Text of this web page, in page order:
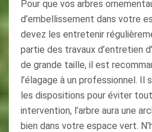
Pour que vos arbres
d’embellissement dans votre
devez les entretenir
partie des travaux d’entretien
de grande taille, il est
l’élagage à un professionnel. Il
les dispositions pour éviter
intervention, l’arbre aura une
bien dans votre espace vert.